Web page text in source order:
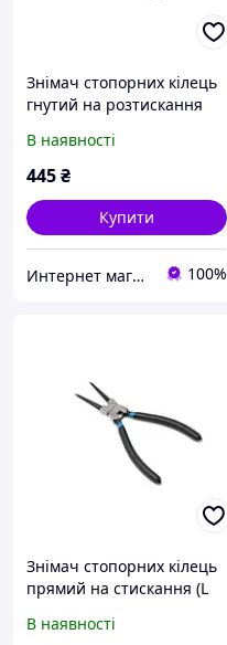
Знімач стопорних кілець
гнутий на розтискання
Forsage F-609330SB
В наявності
445₴
Купити
Интернет магазин "3 щітки" 100%
Знімач стопорних кілець
прямий на стискання (L
Forsage F-609230HS
В наявності